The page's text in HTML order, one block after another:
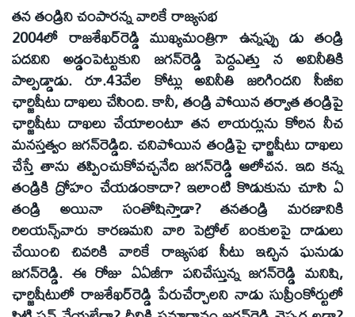
తన తండ్రిని చంపారన్న వారికే రాజ్యసభ
2004లో రాజశేఖర్‌రెడ్డి ముఖ్యమంత్రిగా ఉన్నప్పు డు తండ్రి
పదవిని అడ్డంపెట్టుకుని జగన్‌రెడ్డి పెద్దఎత్తు న అవినీతికి
పాల్పడ్డాడు. రూ.43వేల కోట్లు అవినీతి జరిగిందని సీబీఐ
ఛార్జిషీటు దాఖలు చేసింది. కానీ, తండ్రి పోయిన తర్వాత తండ్రిపై
ఛార్జిషీటు దాఖలు చేయాలంటూ తన లాయర్లును కోరిన నీచ
మనస్తత్వం జగన్‌రెడ్డిది. చనిపోయిన తండ్రిపై ఛార్జిషీటు దాఖలు
చేస్తే తాను తప్పించుకోవచ్చనేది జగన్‌రెడ్డి ఆలోచన. ఇది కన్న
తండ్రికి ద్రోహం చేయడంకాదా? ఇలాంటి కొడుకును చూసి ఏ
తండ్రి అయినా సంతోషిస్తాడా? తనతండ్రి మరణానికి
రిలయన్స్‌వారు కారణమని వారి పెట్రోల్‌ బంకులపై దాడులు
చేయించి చివరికి వారికే రాజ్యసభ సీటు ఇచ్చిన ఘనుడు
జగన్‌రెడ్డి. ఈ రోజు ఏఏజీగా పనిచేస్తున్న జగన్‌రెడ్డి మనిషి,
ఛార్జిషీటులో రాజశేఖర్‌రెడ్డి పేరుచేర్చాలని నాడు సుప్రీంకోర్టులో